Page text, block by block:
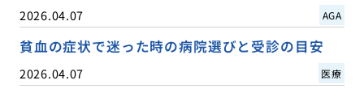
2026.04.07 AGA
貧血の症状で迷った時の病院選びと受診の目安
2026.04.07 医療